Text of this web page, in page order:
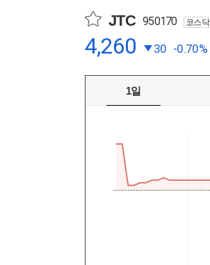
JTC 950170 코스닥
4,260 30 -0.70%
1일